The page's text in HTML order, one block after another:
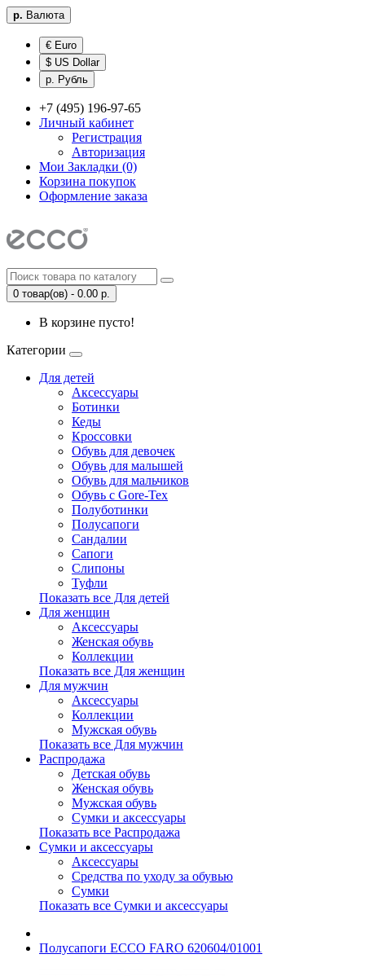
р. Валюта
€ Euro
$ US Dollar
р. Рубль
+7 (495) 196-97-65
Личный кабинет
Регистрация
Авторизация
Мои Закладки (0)
Корзина покупок
Оформление заказа
0 товар(ов) - 0.00 р.
В корзине пусто!
Категории
Для детей
Аксессуары
Ботинки
Кеды
Кроссовки
Обувь для девочек
Обувь для малышей
Обувь для мальчиков
Обувь с Gore-Tex
Полуботинки
Полусапоги
Сандалии
Сапоги
Слипоны
Туфли
Показать все Для детей
Для женщин
Аксессуары
Женская обувь
Коллекции
Показать все Для женщин
Для мужчин
Аксессуары
Коллекции
Мужская обувь
Показать все Для мужчин
Распродажа
Детская обувь
Женская обувь
Мужская обувь
Сумки и аксессуары
Показать все Распродажа
Сумки и аксессуары
Аксессуары
Средства по уходу за обувью
Сумки
Показать все Сумки и аксессуары
Полусапоги ECCO FARO 620604/01001